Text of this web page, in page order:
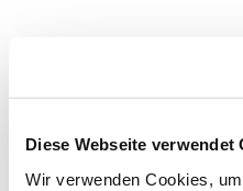
Diese Webseite verwendet
Wir verwenden Cookies,